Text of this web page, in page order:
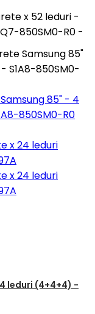
x 52 leduri -
850SM0-R0 -
Samsung 85"
S1A8-850SM0-
85" - 4
850SM0-R0
leduri (4+4+4) -